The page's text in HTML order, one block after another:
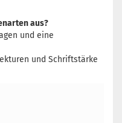
aus?
und eine
und Schriftstärke